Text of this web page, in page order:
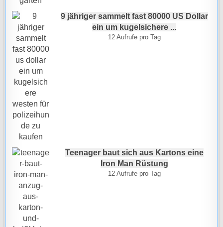
9 jähriger sammelt fast 80000 US Dollar
ein um kugelsichere ...
12 Aufrufe pro Tag
Teenager baut sich aus Kartons eine
Iron Man Rüstung
12 Aufrufe pro Tag